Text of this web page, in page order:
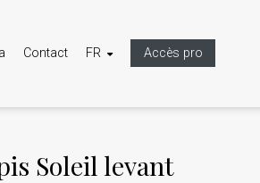
Contact FR Accès pro
Soleil levant